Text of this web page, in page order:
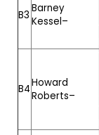
B3
Barney
Kessel–
B4Howard
Roberts–